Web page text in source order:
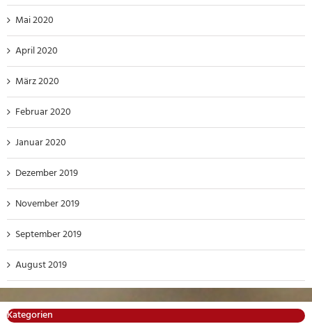
Mai 2020
April 2020
März 2020
Februar 2020
Januar 2020
Dezember 2019
November 2019
September 2019
August 2019
Kategorien